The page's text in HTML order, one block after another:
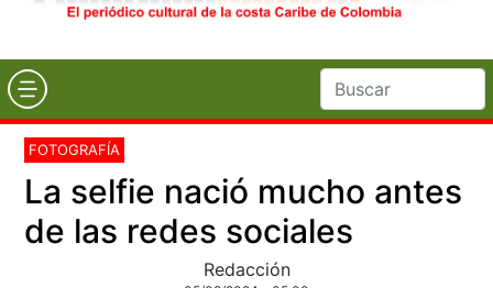
FOTOGRAFÍA
La selfie nació mucho antes
de las redes sociales
Redacción